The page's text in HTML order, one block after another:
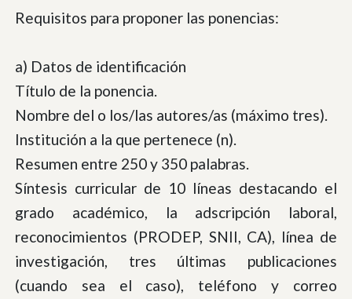
Requisitos para proponer las ponencias:
a) Datos de identificación
Título de la ponencia.
Nombre del o los/las autores/as (máximo tres).
Institución a la que pertenece (n).
Resumen entre 250 y 350 palabras.
Síntesis curricular de 10 líneas destacando el
grado académico, la adscripción laboral,
reconocimientos (PRODEP, SNII, CA), línea de
investigación, tres últimas publicaciones
(cuando sea el caso), teléfono y correo